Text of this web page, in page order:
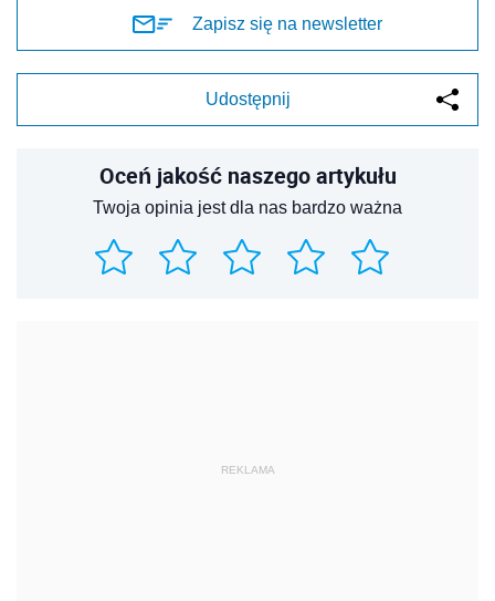
Zapisz się na newsletter
Udostępnij
Oceń jakość naszego artykułu
Twoja opinia jest dla nas bardzo ważna
REKLAMA